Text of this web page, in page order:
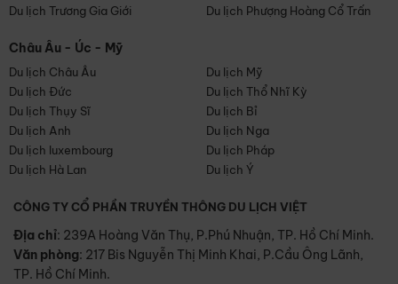
Du lịch Trương Gia Giới
Du lịch Phượng Hoàng Cổ Trấn
Châu Âu - Úc - Mỹ
Du lịch Châu Âu
Du lịch Mỹ
Du lịch Đức
Du lịch Thổ Nhĩ Kỳ
Du lịch Thụy Sĩ
Du lịch Bỉ
Du lịch Anh
Du lịch Nga
Du lịch luxembourg
Du lịch Pháp
Du lịch Hà Lan
Du lịch Ý
CÔNG TY CỔ PHẦN TRUYỀN THÔNG DU LỊCH VIỆT
Địa chỉ: 239A Hoàng Văn Thụ, P.Phú Nhuận, TP. Hồ Chí Minh.
Văn phòng: 217 Bis Nguyễn Thị Minh Khai, P.Cầu Ông Lãnh,
TP. Hồ Chí Minh.